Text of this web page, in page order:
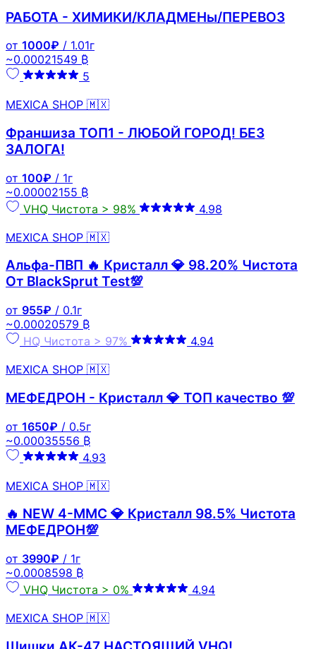
РАБОТА - ХИМИКИ/КЛАДМЕНы/ПЕРЕВОЗ
от 1000₽ / 1.01г
~0.00021549 ₿
5
MEXICA SHOP 🇲🇽
Франшиза ТОП1 - ЛЮБОЙ ГОРОД! БЕЗ
ЗАЛОГА!
от 100₽ / 1г
~0.00002155 ₿
VHQ Чистота > 98%
4.98
MEXICA SHOP 🇲🇽
Альфа-ПВП 🔥 Кристалл 💎 98.20% Чистота
От BlackSprut Test💯
от 955₽ / 0.1г
~0.00020579 ₿
HQ Чистота > 97%
4.94
MEXICA SHOP 🇲🇽
МЕФЕДРОН - Кристалл 💎 ТОП качество 💯
от 1650₽ / 0.5г
~0.00035556 ₿
4.93
MEXICA SHOP 🇲🇽
🔥 NEW 4-MMC 💎 Кристалл 98.5% Чистота
МЕФЕДРОН💯
от 3990₽ / 1г
~0.0008598 ₿
VHQ Чистота > 0%
4.94
MEXICA SHOP 🇲🇽